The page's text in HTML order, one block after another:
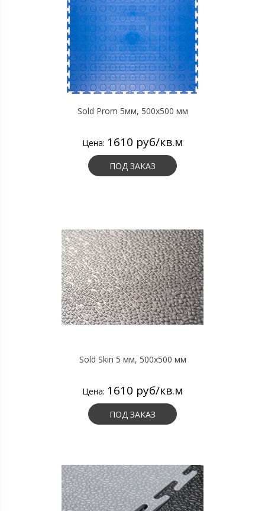
Sold Prom 5мм, 500х500 мм
Цена: 1610 руб/кв.м
ПОД ЗАКАЗ
Sold Skin 5 мм, 500х500 мм
Цена: 1610 руб/кв.м
ПОД ЗАКАЗ